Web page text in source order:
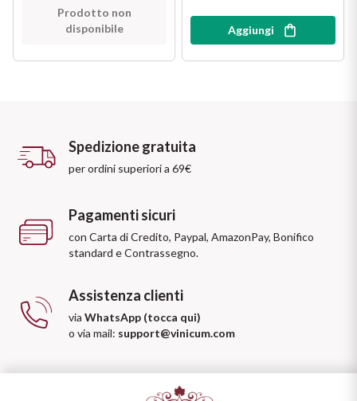
Prodotto non
disponibile
Aggiungi
Spedizione gratuita
per ordini superiori a 69€
Pagamenti sicuri
con Carta di Credito, Paypal, AmazonPay, Bonifico
standard e Contrassegno.
Assistenza clienti
via WhatsApp (tocca qui)
o via mail: support@vinicum.com